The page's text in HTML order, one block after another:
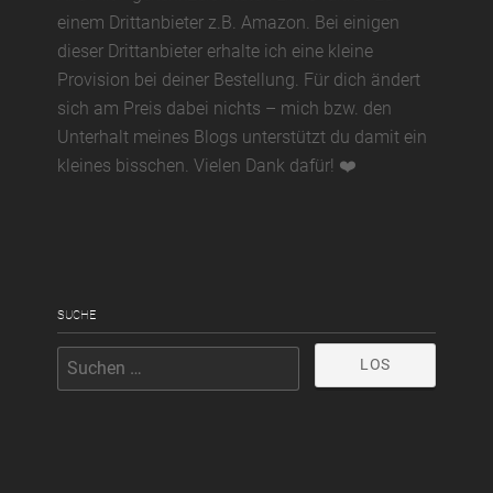
einem Drittanbieter z.B. Amazon. Bei einigen
dieser Drittanbieter erhalte ich eine kleine
Provision bei deiner Bestellung. Für dich ändert
sich am Preis dabei nichts – mich bzw. den
Unterhalt meines Blogs unterstützt du damit ein
kleines bisschen. Vielen Dank dafür! ❤️
SUCHE